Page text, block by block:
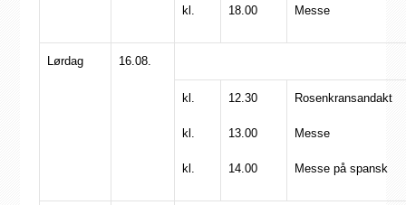
kl. 18.00 Messe
Lørdag 16.08.
kl.
kl.
kl.
12.30
13.00
14.00
Rosenkransandakt
Messe
Messe på spansk